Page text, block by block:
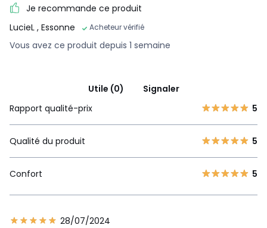
Je recommande ce produit
LucieL , Essonne Acheteur vérifié
Vous avez ce produit depuis 1 semaine
Utile (0)
Signaler
Rapport qualité-prix
5
Qualité du produit 5
Confort 5
28/07/2024